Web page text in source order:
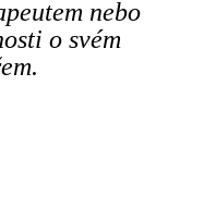
nebo
o svém